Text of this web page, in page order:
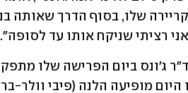
רציתי שניקח אותו עד לסופה".